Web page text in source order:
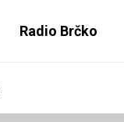
Radio Brčko